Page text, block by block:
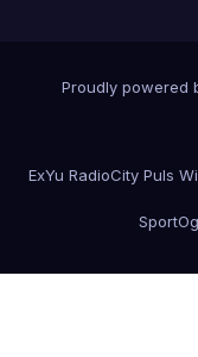
Proudly powered
ExYu RadioCity Puls
Sport